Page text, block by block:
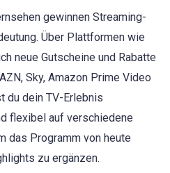
gewinnen Streaming-
Über Plattformen wie
neue Gutscheine und Rabatte
Sky, Amazon Prime Video
du dein TV-Erlebnis
flexibel auf verschiedene
das Programm von heute
zu ergänzen.